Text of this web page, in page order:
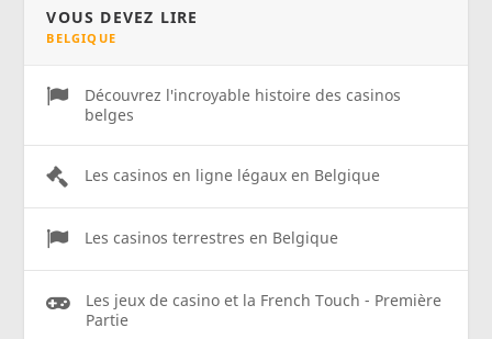
VOUS DEVEZ LIRE
BELGIQUE
Découvrez l'incroyable histoire des casinos
belges
Les casinos en ligne légaux en Belgique
Les casinos terrestres en Belgique
Les jeux de casino et la French Touch - Première
Partie